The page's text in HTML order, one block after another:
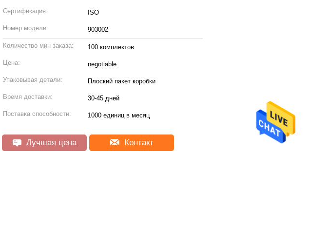
Сертификация: ISO
Номер модели: 903002
Количество мин заказа: 100 комплектов
Цена: negotiable
Упаковывая детали: Плоский пакет коробки
Время доставки: 30-45 дней
Поставка способности: 1000 единиц в месяц
Лучшая цена Контакт